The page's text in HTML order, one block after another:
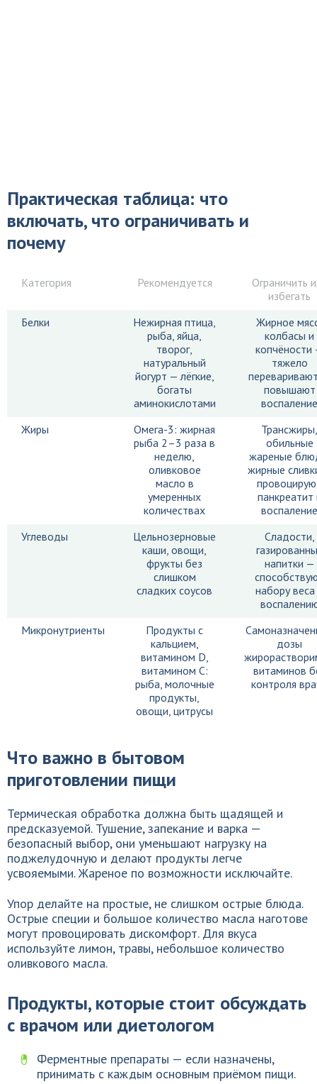
Практическая таблица: что
включать, что ограничивать и
почему
Категория Рекомендуется
Ограничить
избегать
Белки
Нежирная птица,
рыба, яйца,
творог,
натуральный
йогурт — лёгкие,
богаты
аминокислотами
Жирное
колбасы и
копчёности
тяжело
повышают
воспаление
Жиры
Омега-3: жирная
рыба 2–3 раза в
неделю,
оливковое
масло в
умеренных
количествах
Трансжиры,
обильные
жареные
жирные
панкреатит
воспаление
Углеводы
Цельнозерновые
каши, овощи,
фрукты без
слишком
сладких соусов
Сладости,
напитки —
набору
Микронутриенты
Продукты с
кальцием,
витамином D,
витамином C:
рыба, молочные
продукты,
овощи, цитрусы
дозы
витаминов
контроля
Что важно в бытовом
приготовлении пищи
Термическая обработка должна быть щадящей и
предсказуемой. Тушение, запекание и варка —
безопасный выбор, они уменьшают нагрузку на
поджелудочную и делают продукты легче
усвояемыми. Жареное по возможности исключайте.
Упор делайте на простые, не слишком острые блюда.
Острые специи и большое количество масла наготове
могут провоцировать дискомфорт. Для вкуса
используйте лимон, травы, небольшое количество
оливкового масла.
Продукты, которые стоит обсуждать
с врачом или диетологом
Ферментные препараты — если назначены,
принимать с каждым основным приёмом пищи.